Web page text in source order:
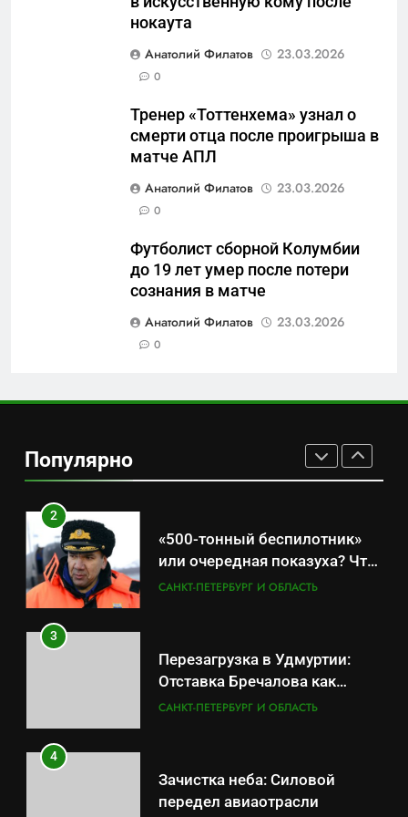
нокаута
Анатолий Филатов
23.03.2026
0
Тренер «Тоттенхема» узнал о
смерти отца после проигрыша в
матче АПЛ
Анатолий Филатов
23.03.2026
0
Футболист сборной Колумбии
до 19 лет умер после потери
сознания в матче
Анатолий Филатов
23.03.2026
0
Популярно
складам Wildberries?
«Ростех» разъедают изнутри:
Серовский оборонный завод
САНКТ-ПЕТЕРБУРГ И ОБЛАСТЬ
фонда «защитники
отечества» превратила
должность в источник
Операция «Обнуление»: Что
на самом деле стоит за
попыткой уничтожения
САНКТ-ПЕТЕРБУРГ И ОБЛАСТЬ
калининградском анклаве:
военные изымают спирт «для
защиты Отечества»
САНКТ-ПЕТЕРБУРГ И ОБЛАСТЬ
2
«500-тонный беспилотник»
или очередная показуха? Что
скрывает российский ВМФ
САНКТ-ПЕТЕРБУРГ И ОБЛАСТЬ
3
Перезагрузка в Удмуртии:
Отставка Бречалова как
результат управленческих
САНКТ-ПЕТЕРБУРГ И ОБЛАСТЬ
4
Зачистка неба: Силовой
передел авиаотрасли